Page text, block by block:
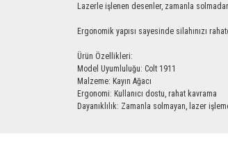
Lazerle işlenen desenler, zamanla solmadan
Ergonomik yapısı sayesinde silahınızı
Ürün Özellikleri:
Model Uyumluluğu: Colt 1911
Malzeme: Kayın Ağacı
Ergonomi: Kullanıcı dostu, rahat kavrama
Dayanıklılık: Zamanla solmayan, lazer